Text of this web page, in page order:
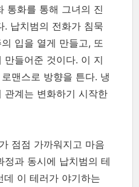
통화를 통해 그녀의 진
. 납치범의 전화가 침묵
입을 열게 만들고, 또
들어준 것이다. 이 지
맨스로 방향을 튼다. 냉
관계는 변화하기 시작한
점점 가까워지고 마음
과 동시에 납치범의 테
데 이 테러가 야기하는